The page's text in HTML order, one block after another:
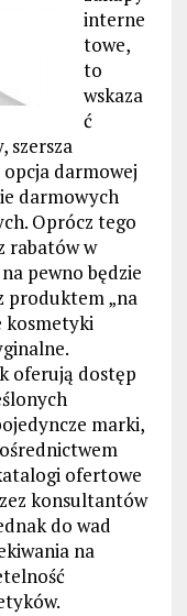
interne
towe,
to
wskaza
ć
szersza
darmowej
darmowych
Oprócz tego
rabatów w
pewno będzie
produktem „na
kosmetyki
oferują dostęp
marki,
ofertowe
konsultantów
do wad
na